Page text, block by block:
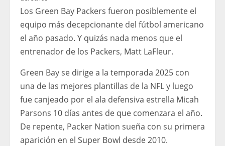
Los Green Bay Packers fueron posiblemente el
equipo más decepcionante del fútbol americano
el año pasado. Y quizás nada menos que el
entrenador de los Packers, Matt LaFleur.
Green Bay se dirige a la temporada 2025 con
una de las mejores plantillas de la NFL y luego
fue canjeado por el ala defensiva estrella Micah
Parsons 10 días antes de que comenzara el año.
De repente, Packer Nation sueña con su primera
aparición en el Super Bowl desde 2010.